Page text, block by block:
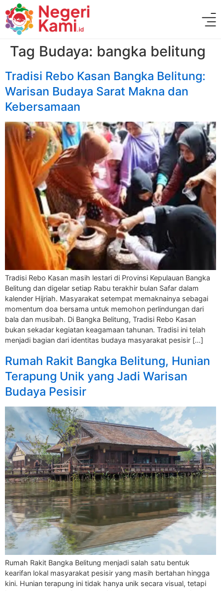
Tag Budaya: bangka belitung
Tradisi Rebo Kasan Bangka Belitung:
Warisan Budaya Sarat Makna dan
Kebersamaan
Tradisi Rebo Kasan masih lestari di Provinsi Kepulauan Bangka
Belitung dan digelar setiap Rabu terakhir bulan Safar dalam
kalender Hijriah. Masyarakat setempat memaknainya sebagai
momentum doa bersama untuk memohon perlindungan dari
bala dan musibah. Di Bangka Belitung, Tradisi Rebo Kasan
bukan sekadar kegiatan keagamaan tahunan. Tradisi ini telah
menjadi bagian dari identitas budaya masyarakat pesisir […]
Rumah Rakit Bangka Belitung, Hunian
Terapung Unik yang Jadi Warisan
Budaya Pesisir
Rumah Rakit Bangka Belitung menjadi salah satu bentuk
kearifan lokal masyarakat pesisir yang masih bertahan hingga
kini. Hunian terapung ini tidak hanya unik secara visual, tetapi